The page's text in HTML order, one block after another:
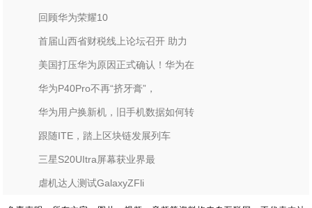
回顾华为荣耀10
首届山西省财税线上论坛召开 助力
美国打压华为原因正式确认！华为在
华为P40Pro不再“挤牙膏”，
华为用户换新机，旧手机数据如何转
跟随ITE，踏上区块链发展列车
三星S20UItra屏幕获业界最
虐机达人测试GalaxyZFli